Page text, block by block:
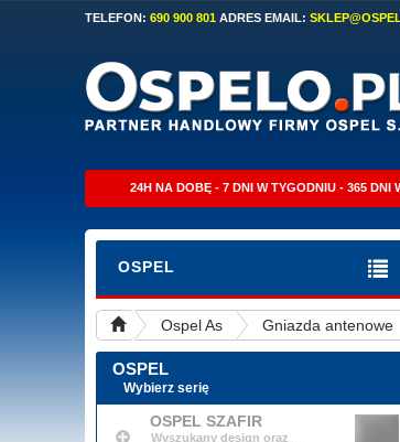
TELEFON: 690 900 801 ADRES EMAIL:
24H NA DOBĘ - 7 DNI W TYGODNIU - 365 DNI
OSPEL
Ospel As Gniazda antenowe
OSPEL
Wybierz serię
OSPEL SZAFIR
Wyszukany design oraz